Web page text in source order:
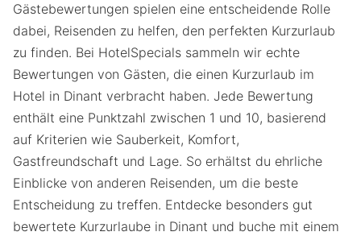
Gästebewertungen spielen eine entscheidende Rolle
dabei, Reisenden zu helfen, den perfekten Kurzurlaub
zu finden. Bei HotelSpecials sammeln wir echte
Bewertungen von Gästen, die einen Kurzurlaub im
Hotel in Dinant verbracht haben. Jede Bewertung
enthält eine Punktzahl zwischen 1 und 10, basierend
auf Kriterien wie Sauberkeit, Komfort,
Gastfreundschaft und Lage. So erhältst du ehrliche
Einblicke von anderen Reisenden, um die beste
Entscheidung zu treffen. Entdecke besonders gut
bewertete Kurzurlaube in Dinant und buche mit einem